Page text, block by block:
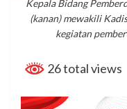
Kepala Bidang
(kanan) mewakili
kegiatan
26 total views